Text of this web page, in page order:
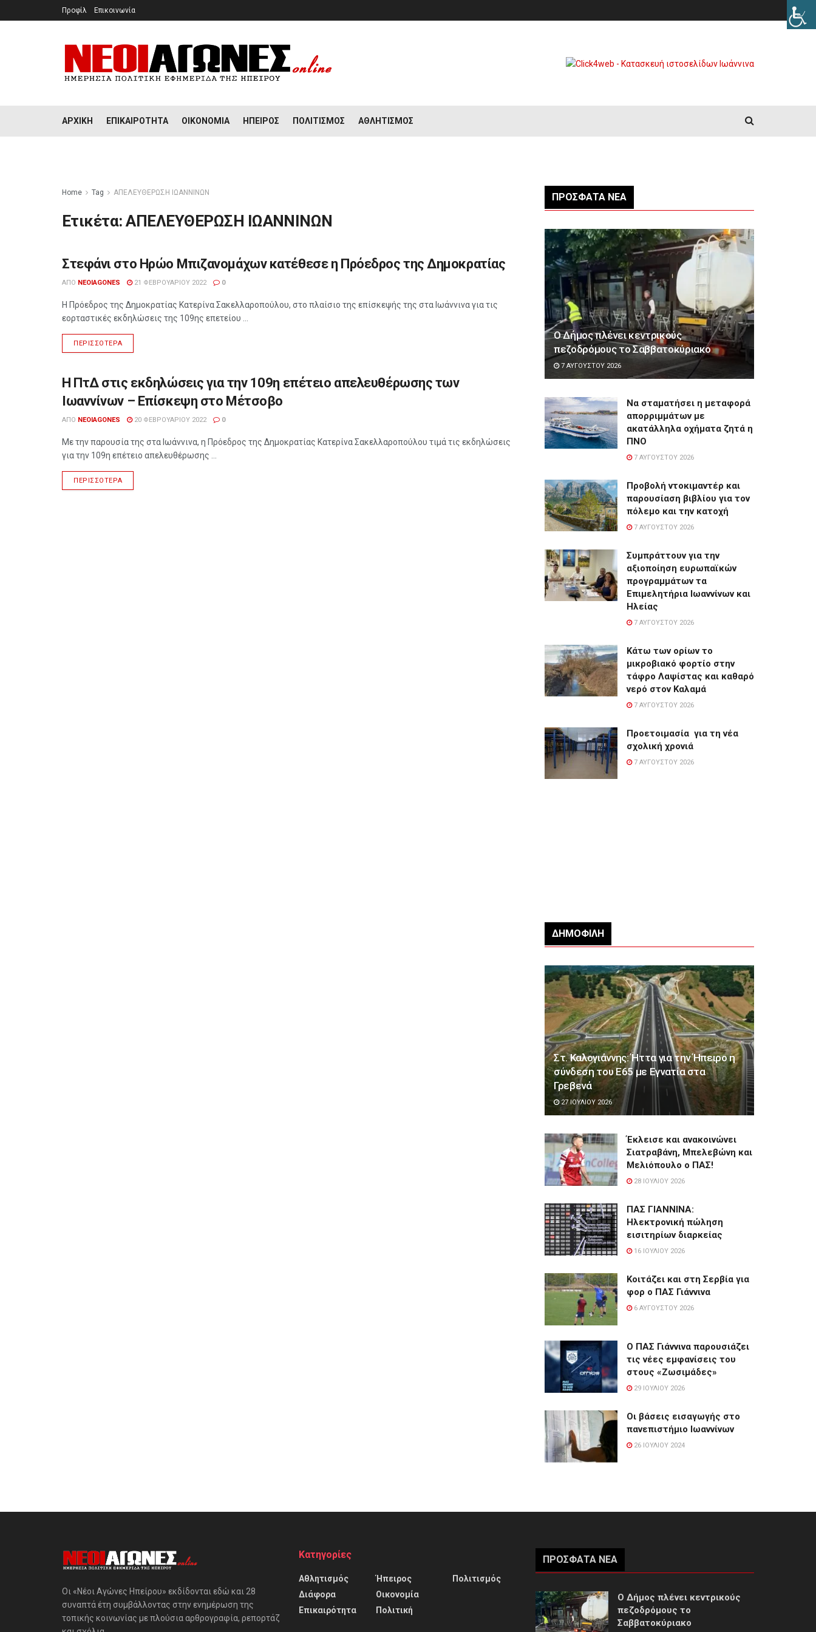
Προφίλ Επικοινωνία
ΑΡΧΙΚΉ ΕΠΙΚΑΙΡΌΤΗΤΑ ΟΙΚΟΝΟΜΊΑ ΉΠΕΙΡΟΣ ΠΟΛΙΤΙΣΜΌΣ ΑΘΛΗΤΙΣΜΌΣ
Home Tag ΑΠΕΛΕΥΘΕΡΩΣΗ ΙΩΑΝΝΙΝΩΝ
Ετικέτα:ΑΠΕΛΕΥΘΕΡΩΣΗ ΙΩΑΝΝΙΝΩΝ
ΉΠΕΙΡΟΣ
Στεφάνι στο Ηρώο Μπιζανομάχων κατέθεσε η Πρόεδρος της Δημοκρατίας
ΑΠΌ NEOIAGONES 21 ΦΕΒΡΟΥΑΡΊΟΥ 2022 0
Η Πρόεδρος της Δημοκρατίας Κατερίνα Σακελλαροπούλου, στο πλαίσιο της επίσκεψής της στα Ιωάννινα για τις
εορταστικές εκδηλώσεις της 109ης επετείου ...
ΠΕΡΙΣΣΌΤΕΡΑ
ΕΠΙΚΑΙΡΌΤΗΤΑ
Η ΠτΔ στις εκδηλώσεις για την 109η επέτειο απελευθέρωσης των
Ιωαννίνων – Επίσκεψη στο Μέτσοβο
ΑΠΌ NEOIAGONES 20 ΦΕΒΡΟΥΑΡΊΟΥ 2022 0
Με την παρουσία της στα Ιωάννινα, η Πρόεδρος της Δημοκρατίας Κατερίνα Σακελλαροπούλου τιμά τις εκδηλώσεις
για την 109η επέτειο απελευθέρωσης ...
ΠΕΡΙΣΣΌΤΕΡΑ
ΠΡΌΣΦΑΤΑ ΝΈΑ
Ο Δήμος πλένει κεντρικούς
πεζοδρόμους το Σαββατοκύριακο
7 ΑΥΓΟΎΣΤΟΥ 2026
Να σταματήσει η μεταφορά
απορριμμάτων με
ακατάλληλα οχήματα ζητά η
ΠΝΟ
7 ΑΥΓΟΎΣΤΟΥ 2026
Προβολή ντοκιμαντέρ και
παρουσίαση βιβλίου για τον
πόλεμο και την κατοχή
7 ΑΥΓΟΎΣΤΟΥ 2026
Συμπράττουν για την
αξιοποίηση ευρωπαϊκών
προγραμμάτων τα
Επιμελητήρια Ιωαννίνων και
Ηλείας
7 ΑΥΓΟΎΣΤΟΥ 2026
Κάτω των ορίων το
μικροβιακό φορτίο στην
τάφρο Λαψίστας και καθαρό
νερό στον Καλαμά
7 ΑΥΓΟΎΣΤΟΥ 2026
Προετοιμασία για τη νέα
σχολική χρονιά
7 ΑΥΓΟΎΣΤΟΥ 2026
ΔΗΜΟΦΙΛΉ
Στ. Καλογιάννης: Ήττα για την Ήπειρο η
σύνδεση του Ε65 με Εγνατία στα
Γρεβενά
27 ΙΟΥΛΊΟΥ 2026
Έκλεισε και ανακοινώνει
Σιατραβάνη, Μπελεβώνη και
Μελιόπουλο ο ΠΑΣ!
28 ΙΟΥΛΊΟΥ 2026
ΠΑΣ ΓΙΑΝΝΙΝΑ:
Hλεκτρονική πώληση
εισιτηρίων διαρκείας
16 ΙΟΥΛΊΟΥ 2026
Κοιτάζει και στη Σερβία για
φορ ο ΠΑΣ Γιάννινα
6 ΑΥΓΟΎΣΤΟΥ 2026
Ο ΠΑΣ Γιάννινα παρουσιάζει
τις νέες εμφανίσεις του
στους «Ζωσιμάδες»
29 ΙΟΥΛΊΟΥ 2026
Οι βάσεις εισαγωγής στο
πανεπιστήμιο Ιωαννίνων
26 ΙΟΥΛΊΟΥ 2024
Οι «Νέοι Αγώνες Ηπείρου» εκδίδονται εδώ και 28
συναπτά έτη συμβάλλοντας στην ενημέρωση της
τοπικής κοινωνίας με πλούσια αρθρογραφία, ρεπορτάζ
Κατηγορίες
Αθλητισμός
Διάφορα
Επικαιρότητα
Ήπειρος
Οικονομία
Πολιτική
Πολιτισμός
ΠΡΌΣΦΑΤΑ ΝΈΑ
Ο Δήμος πλένει κεντρικούς
πεζοδρόμους το
Σαββατοκύριακο